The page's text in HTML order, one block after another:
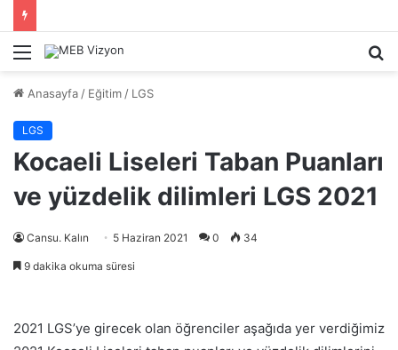
Menü
Anasayfa / Eğitim / LGS
LGS
Kocaeli Liseleri Taban Puanları
ve yüzdelik dilimleri LGS 2021
Cansu. Kalın 5 Haziran 2021 0 34
9 dakika okuma süresi
2021 LGS’ye girecek olan öğrenciler aşağıda yer verdiğimiz